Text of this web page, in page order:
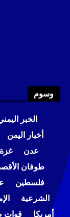
وسوم
الخبر
أخبار اليمن
عدن
غزة
طوفان
فلسطين
الشرعية
أمريكا
قوات